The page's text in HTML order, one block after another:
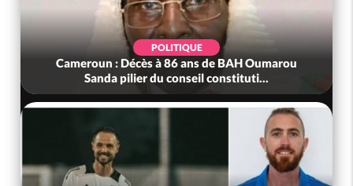
POLITIQUE
Cameroun : Décès à 86 ans de BAH Oumarou
Sanda pilier du conseil constituti...